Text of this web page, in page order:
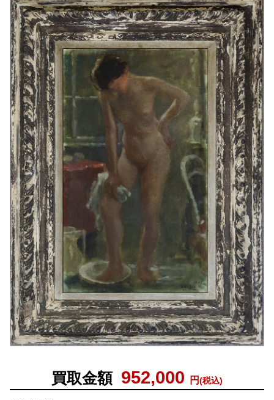
買取金額 952,000 円(税込)